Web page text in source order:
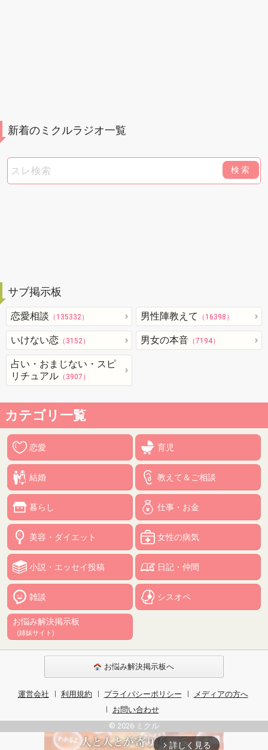
新着のミクルラジオ一覧
検索
サブ掲示板
恋愛相談 （135332） 男性陣教えて （16398）
いけない恋 （3152） 男女の本音 （7194）
占い・おまじない・スピ
リチュアル （3907）
カテゴリ一覧
恋愛 育児
結婚 教えて＆ご相談
暮らし 仕事・お金
美容・ダイエット 女性の病気
小説・エッセイ投稿 日記・仲間
雑談 シスオペ
お悩み解決掲示板
(姉妹サイト)
お悩み解決掲示板へ
運営会社 利用規約 プライバシーポリシー
メディアの方へ
お問い合わせ
© 2026 ミクル
arrow_forward_ios 詳しく見る